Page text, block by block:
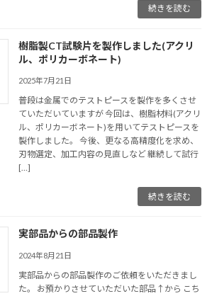
続きを読む
樹脂製CT試験片を製作しました(アクリ
ル、ポリカーボネート)
2025年7月21日
普段は金属でのテストピースを製作を多くさせ
ていただいていますが 今回は、樹脂材料(アクリ
ル、ポリカーボネート)を用いてテストピースを
製作しました。 今後、更なる高精度化を求め、
刃物選定、加工内容の見直しなど 継続して試行
[…]
続きを読む
実部品からの部品製作
2024年8月21日
実部品からの部品製作のご依頼をいただきまし
た。 お預かりさせていただいた部品↑から こち